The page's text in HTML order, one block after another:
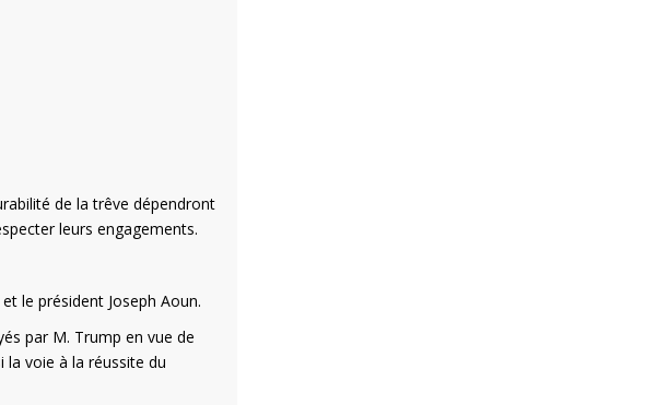
de la trêve dépendront
leurs engagements.
le président Joseph Aoun.
par M. Trump en vue de
la voie à la réussite du